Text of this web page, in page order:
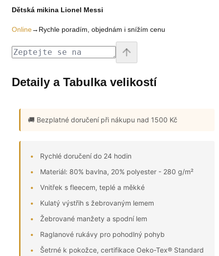
Dětská mikina Lionel Messi
Online→ Rychle poradím, objednám i snížím cenu
Detaily a Tabulka velikostí
🚚 Bezplatné doručenípři nákupu nad 1500 Kč
Rychlé doručení do 24 hodin
Materiál: 80% bavlna, 20% polyester - 280 g/m²
Vnitřek s fleecem, teplé a měkké
Kulatý výstřih s žebrovaným lemem
Žebrované manžety a spodní lem
Raglanové rukávy pro pohodlný pohyb
Šetrné k pokožce, certifikace Oeko-Tex® Standard